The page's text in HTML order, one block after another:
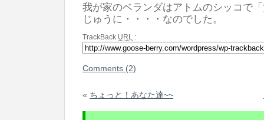
我が家のベランダはアトムのシッコで
じゅうに・・・・なのでした。
TrackBack URL :
Comments (2)
« ちょっと！あなた達~~